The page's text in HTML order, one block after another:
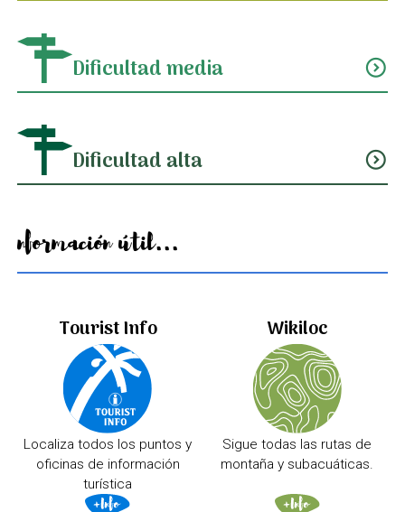
Dificultad media expand_circle_down
Dificultad alta expand_circle_down
Información útil...
Tourist Info
Localiza todos los puntos y
oficinas de información
turística
Wikiloc
Sigue todas las rutas de
montaña y subacuáticas.